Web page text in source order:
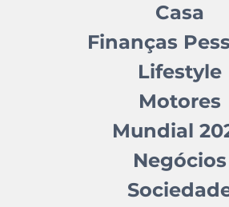
Casa
Finanças
Lifestyle
Motores
Mundial
Negócios